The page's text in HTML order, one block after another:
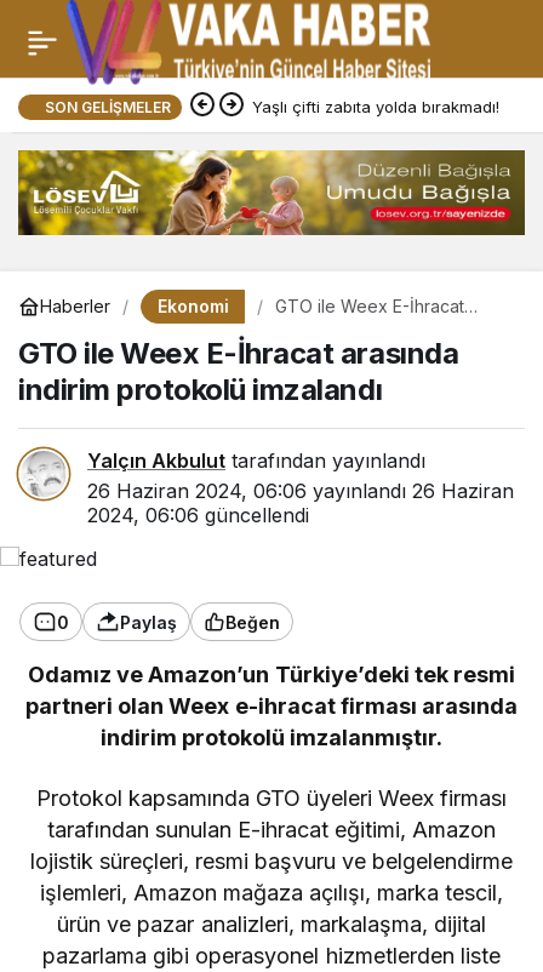
SON GELIŞMELER Yaşlı çifti zabıta yolda bırakmadı!
Haberler Ekonomi
GTO ile Weex E-İhracat
imzalandı
GTO ile Weex E-İhracat arasında
indirim protokolü imzalandı
Yalçın Akbulut tarafından yayınlandı
26 Haziran 2024, 06:06 yayınlandı 26 Haziran
2024, 06:06 güncellendi
0 Paylaş Beğen
Odamız ve Amazon’un Türkiye’deki tek resmi
partneri olan Weex e-ihracat firması arasında
indirim protokolü imzalanmıştır.
Protokol kapsamında GTO üyeleri Weex firması
tarafından sunulan E-ihracat eğitimi, Amazon
lojistik süreçleri, resmi başvuru ve belgelendirme
işlemleri, Amazon mağaza açılışı, marka tescil,
ürün ve pazar analizleri, markalaşma, dijital
pazarlama gibi operasyonel hizmetlerden liste